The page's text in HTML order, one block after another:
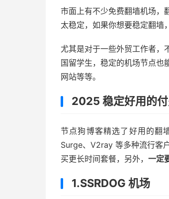
市面上有不少免费翻墙机场，
太稳定，如果你想要稳定翻墙
尤其是对于一些外贸工作者，
国留学生，稳定的机场节点也
网站等等。
2025 稳定好用的
节点狗博客精选了好用的翻
Surge、V2ray 等多种流行客
买更长时间套餐，另外， 一定
1.SSRDOG 机场